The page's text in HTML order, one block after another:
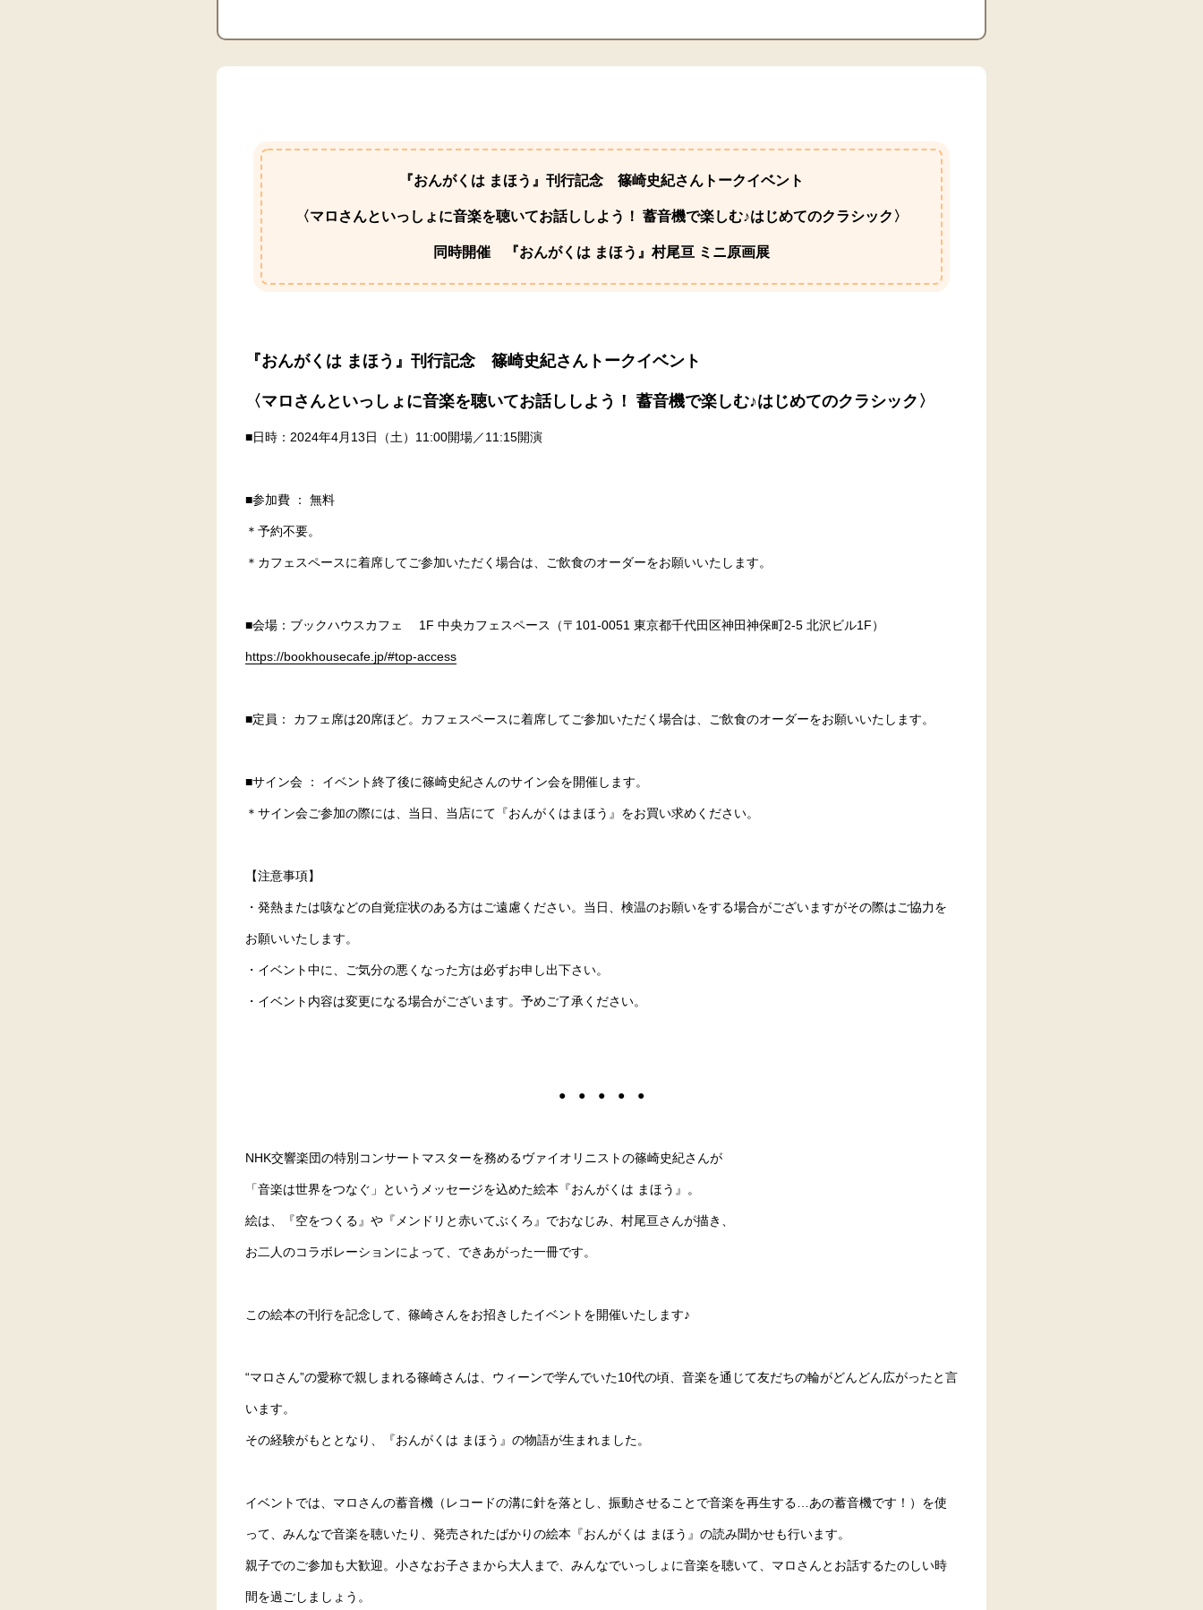
『おんがくは まほう』刊行記念 篠崎史紀さんトークイベント
〈マロさんといっしょに音楽を聴いてお話ししよう！ 蓄音機で楽しむ♪はじめてのクラシック〉
同時開催 『おんがくは まほう』村尾亘 ミニ原画展
『おんがくは まほう』刊行記念 篠崎史紀さんトークイベント
〈マロさんといっしょに音楽を聴いてお話ししよう！ 蓄音機で楽しむ♪はじめてのクラシック〉
■日時：2024年4月13日（土）11:00開場／11:15開演
■参加費 ： 無料
＊予約不要。
＊カフェスペースに着席してご参加いただく場合は、ご飲食のオーダーをお願いいたします。
■会場：ブックハウスカフェ 1F 中央カフェスペース（〒101-0051 東京都千代田区神田神保町2-5 北沢ビル1F）
https://bookhousecafe.jp/#top-access
■定員： カフェ席は20席ほど。カフェスペースに着席してご参加いただく場合は、ご飲食のオーダーをお願いいたします。
■サイン会 ： イベント終了後に篠崎史紀さんのサイン会を開催します。
＊サイン会ご参加の際には、当日、当店にて『おんがくはまほう』をお買い求めください。
【注意事項】
・発熱または咳などの自覚症状のある方はご遠慮ください。当日、検温のお願いをする場合がございますがその際はご協力を
お願いいたします。
・イベント中に、ご気分の悪くなった方は必ずお申し出下さい。
・イベント内容は変更になる場合がございます。予めご了承ください。
● ● ● ● ●
NHK交響楽団の特別コンサートマスターを務めるヴァイオリニストの篠崎史紀さんが
「音楽は世界をつなぐ」というメッセージを込めた絵本『おんがくは まほう』。
絵は、『空をつくる』や『メンドリと赤いてぶくろ』でおなじみ、村尾亘さんが描き、
お二人のコラボレーションによって、できあがった一冊です。
この絵本の刊行を記念して、篠崎さんをお招きしたイベントを開催いたします♪
“マロさん”の愛称で親しまれる篠崎さんは、ウィーンで学んでいた10代の頃、音楽を通じて友だちの輪がどんどん広がったと言
います。
その経験がもととなり、『おんがくは まほう』の物語が生まれました。
イベントでは、マロさんの蓄音機（レコードの溝に針を落とし、振動させることで音楽を再生する…あの蓄音機です！）を使
って、みんなで音楽を聴いたり、発売されたばかりの絵本『おんがくは まほう』の読み聞かせも行います。
親子でのご参加も大歓迎。小さなお子さまから大人まで、みんなでいっしょに音楽を聴いて、マロさんとお話するたのしい時
間を過ごしましょう。